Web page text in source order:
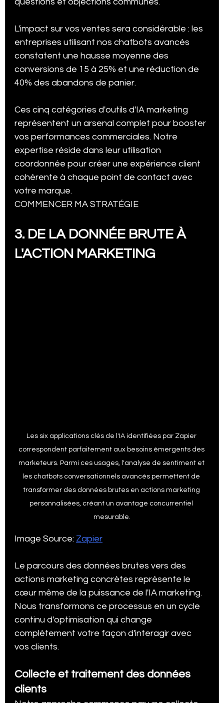
questions et objections communes.
L'impact sur vos ventes sera considérable : les
entreprises utilisant nos chatbots avancés
constatent une hausse moyenne des
conversions de 15 à 25% et une réduction de
40% des abandons de panier.
Ces cinq catégories d'outils d'IA marketing
représentent un arsenal complet pour booster
vos performances commerciales. Notre
expertise réside dans leur utilisation
coordonnée pour créer une expérience client
cohérente à chaque point de contact avec
votre marque.
COMMENCER MA STRATÉGIE
3. DE LA DONNÉE BRUTE À
L'ACTION MARKETING
Les six applications clés de l'IA identifiées par Zapier
correspondent parfaitement aux besoins émergents des
marketeurs. Parmi ces usages, l'analyse de sentiment et
les chatbots conversationnels avancés permettent de
transformer des données brutes en actions marketing
personnalisées, créant un avantage concurrentiel
mesurable.
Image Source: Zapier
Le parcours des données brutes vers des
actions marketing concrètes représente le
cœur même de la puissance de l'IA marketing.
Nous transformons ce processus en un cycle
continu d'optimisation qui change
complètement votre façon d'interagir avec
vos clients.
Collecte et traitement des données
clients